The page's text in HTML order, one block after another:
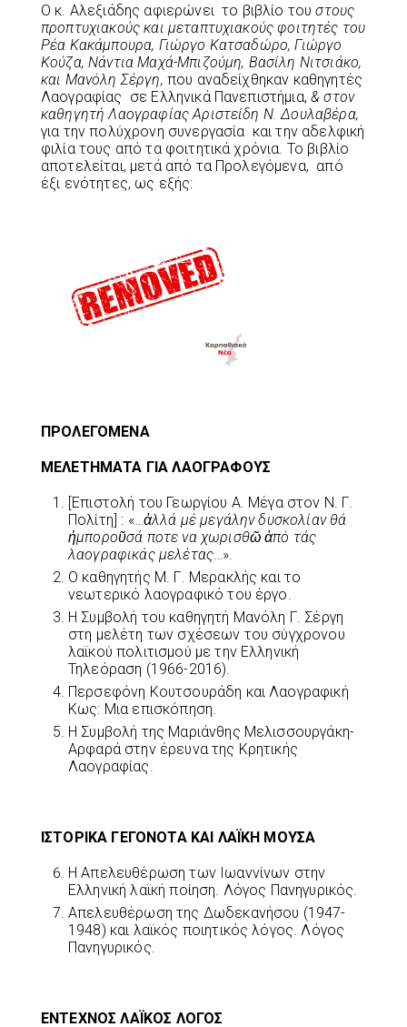
Ο κ. Αλεξιάδης αφιερώνει το βιβλίο τουστους
προπτυχιακούς και μεταπτυχιακούς φοιτητές του
Ρέα Κακάμπουρα, Γιώργο Κατσαδώρο, Γιώργο
Κούζα, Νάντια Μαχά-Μπιζούμη, Βασίλη Νιτσιάκο,
και Μανόλη Σέργη, που αναδείχθηκαν καθηγητές
Λαογραφίας σε Ελληνικά Πανεπιστήμια, & στον
καθηγητή Λαογραφίας Αριστείδη Ν. Δουλαβέρα,
για την πολύχρονη συνεργασία και την αδελφική
φιλία τους από τα φοιτητικά χρόνια. Το βιβλίο
αποτελείται, μετά από τα Προλεγόμενα, από
έξι ενότητες, ως εξής:
ΠΡΟΛΕΓΟΜΕΝΑ
ΜΕΛΕΤΗΜΑΤΑ ΓΙΑ ΛΑΟΓΡΑΦΟΥΣ
[Επιστολή του Γεωργίου Α. Μέγα στον Ν. Γ.
Πολίτη] : «… ἀλλά μέ μεγάλην δυσκολίαν θά
ἠμποροῦσά ποτε να χωρισθῶ ἀπό τάς
λαογραφικάς μελέτας …».
Ο καθηγητής Μ. Γ. Μερακλής και το
νεωτερικό λαογραφικό του έργο.
Η Συμβολή του καθηγητή Μανόλη Γ. Σέργη
στη μελέτη των σχέσεων του σύγχρονου
λαϊκού πολιτισμού με την Ελληνική
Τηλεόραση (1966-2016).
Περσεφόνη Κουτσουράδη και Λαογραφική
Κως: Μια επισκόπηση.
Η Συμβολή της Μαριάνθης Μελισσουργάκη-
Αρφαρά στην έρευνα της Κρητικής
Λαογραφίας.
ΙΣΤΟΡΙΚΑ ΓΕΓΟΝΟΤΑ ΚΑΙ ΛΑΪΚΗ ΜΟΥΣΑ
Η Απελευθέρωση των Ιωαννίνων στην
Ελληνική λαϊκή ποίηση. Λόγος Πανηγυρικός.
Απελευθέρωση της Δωδεκανήσου (1947-
1948) και λαϊκός ποιητικός λόγος. Λόγος
Πανηγυρικός.
ΕΝΤΕΧΝΟΣ ΛΑΪΚΟΣ ΛΟΓΟΣ